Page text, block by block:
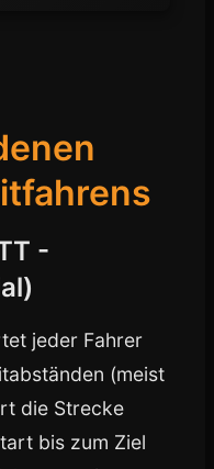
-
jeder Fahrer
(meist
die Strecke
bis zum Ziel